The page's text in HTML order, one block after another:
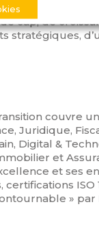
une
cap, de
stratégiques,
couvre
Juridique,
Digital &
et
et ses
ISO
»